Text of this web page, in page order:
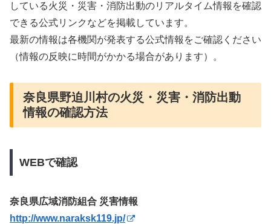
している火災・災害・消防出動のリアルタイム情報を確認
できる公式リンクなどを掲載しています。
最新の情報は各機関が発表する公式情報をご確認ください
（情報の反映に時間がかかる場合があります）。
奈良県野迫川村の火災・災害・消防出動
情報の確認方法
WEBで確認
奈良県広域消防組合 災害情報
http://www.naraksk119.jp/